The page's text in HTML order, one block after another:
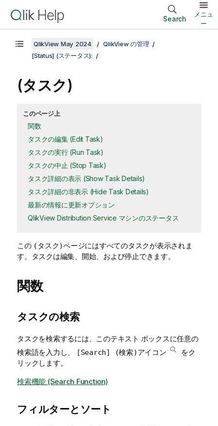
Search
メニュ
ー
QlikView May 2024
QlikView の管理
[Status] (ステータス):
(タスク)
このページ上
関数
タスクの編集 (Edit Task)
タスクの実行 (Run Task)
タスクの中止 (Stop Task)
タスク詳細の表示 (Show Task Details)
タスク詳細の非表示 (Hide Task Details)
最新の情報に更新オプション
QlikView Distribution Service マシンのステータス
この (タスク)ページにはすべてのタスクが表示されま
す。タスクは編集、開始、および停止できます。
関数
タスクの検索
タスクを検索するには、このテキスト ボックスに任意の
検索語を入力し、
[Search] (検索) アイコン
をク
リックします。
検索機能 (Search Function)
フィルターとソート